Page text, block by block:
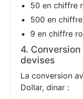
50 en chiffre
500 en
9 en chiffre
4.
devises
La conversion
Dollar, dinar :